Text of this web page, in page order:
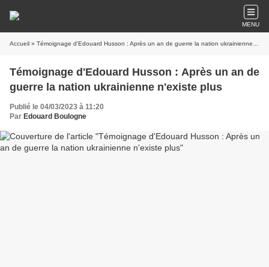
MENU
Accueil » Témoignage d'Edouard Husson : Après un an de guerre la nation ukrainienne n'existe plus
Témoignage d'Edouard Husson : Après un an de
guerre la nation ukrainienne n'existe plus
Publié le 04/03/2023 à 11:20
Par Edouard Boulogne